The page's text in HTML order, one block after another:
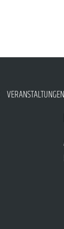
VERANSTALTUNGEN